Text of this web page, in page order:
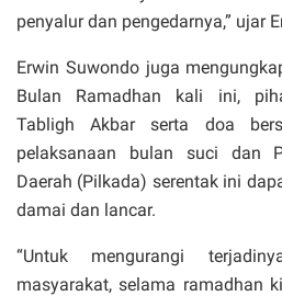
penyalur dan pengedarnya,” ujar
Erwin Suwondo juga
Bulan Ramadhan kali ini,
Tabligh Akbar serta doa
pelaksanaan bulan suci dan
Daerah (Pilkada) serentak ini
damai dan lancar.
“Untuk mengurangi
masyarakat, selama ramadhan